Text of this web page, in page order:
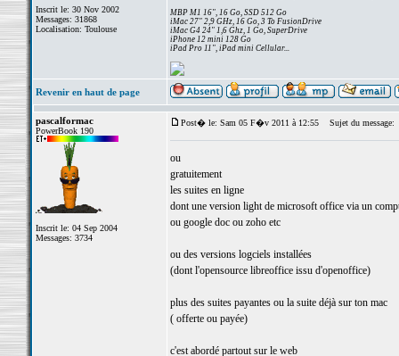
Inscrit le: 30 Nov 2002
Messages: 31868
Localisation: Toulouse
MBP M1 16", 16 Go, SSD 512 Go
iMac 27" 2,9 GHz, 16 Go, 3 To FusionDrive
iMac G4 24" 1,6 Ghz, 1 Go, SuperDrive
iPhone 12 mini 128 Go
iPad Pro 11", iPad mini Cellular...
Revenir en haut de page
pascalformac
PowerBook 190
Inscrit le: 04 Sep 2004
Messages: 3734
Post� le: Sam 05 F�v 2011 à 12:55 Sujet du message:
ou
gratuitement
les suites en ligne
dont une version light de microsoft office via un
ou google doc ou zoho etc
ou des versions logciels installées
(dont l'opensource libreoffice issu d'openoffice)
plus des suites payantes ou la suite déjà sur ton mac
( offerte ou payée)
c'est abordé partout sur le web